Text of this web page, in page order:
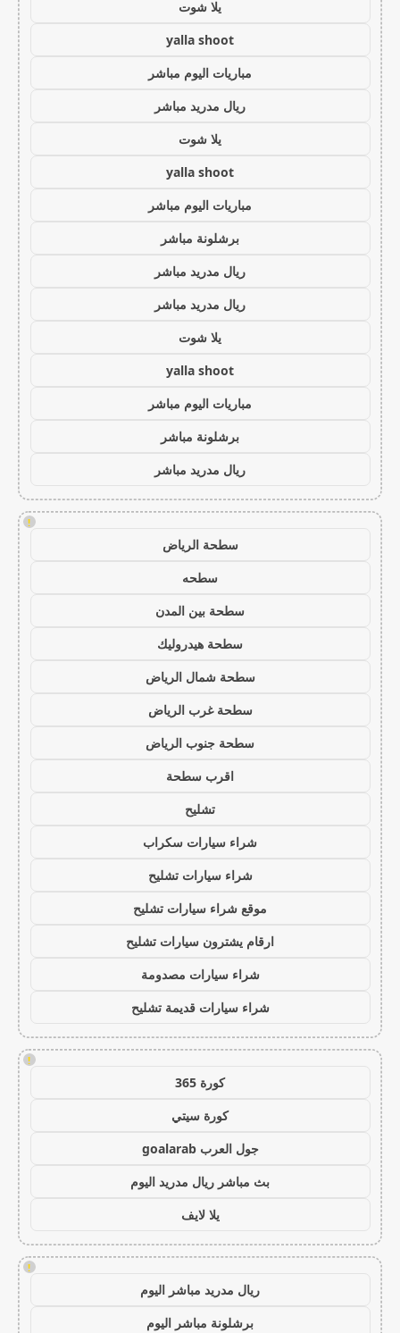
يلا شوت
yalla shoot
مباريات اليوم مباشر
ريال مدريد مباشر
يلا شوت
yalla shoot
مباريات اليوم مباشر
برشلونة مباشر
ريال مدريد مباشر
ريال مدريد مباشر
يلا شوت
yalla shoot
مباريات اليوم مباشر
برشلونة مباشر
ريال مدريد مباشر
!
سطحة الرياض
سطحه
سطحة بين المدن
سطحة هيدروليك
سطحة شمال الرياض
سطحة غرب الرياض
سطحة جنوب الرياض
اقرب سطحة
تشليح
شراء سيارات سكراب
شراء سيارات تشليح
موقع شراء سيارات تشليح
ارقام يشترون سيارات تشليح
شراء سيارات مصدومة
شراء سيارات قديمة تشليح
!
كورة 365
كورة سيتي
جول العرب goalarab
بث مباشر ريال مدريد اليوم
يلا لايف
!
ريال مدريد مباشر اليوم
برشلونة مباشر اليوم